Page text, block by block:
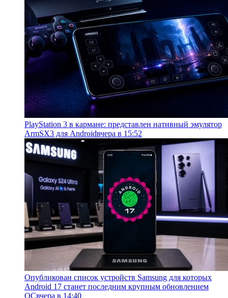
PlayStation 3 в кармане: представлен нативный эмулятор
ArmSX3 для Androidвчера в 15:52
Опубликован список устройств Samsung для которых
Android 17 станет последним крупным обновлением
ОСвчера в 14:40